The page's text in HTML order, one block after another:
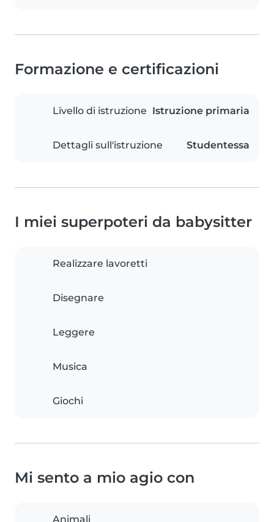
Formazione e certificazioni
Livello di istruzione Istruzione primaria
Dettagli sull'istruzione Studentessa
I miei superpoteri da babysitter
Realizzare lavoretti
Disegnare
Leggere
Musica
Giochi
Mi sento a mio agio con
Animali